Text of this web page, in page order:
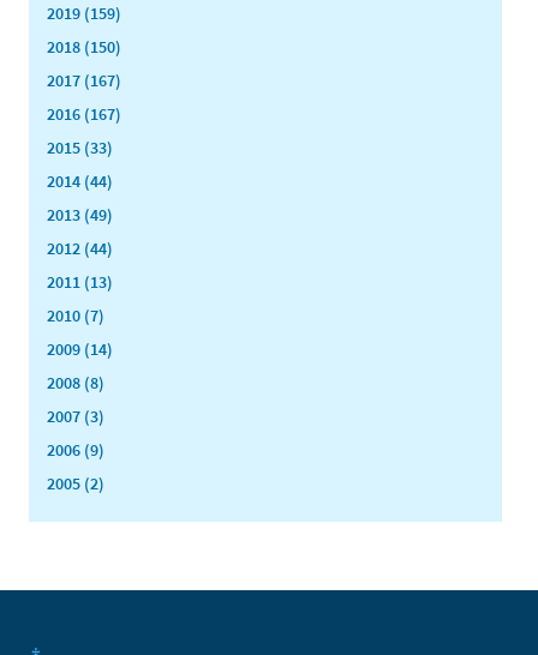
2019 (159)
2018 (150)
2017 (167)
2016 (167)
2015 (33)
2014 (44)
2013 (49)
2012 (44)
2011 (13)
2010 (7)
2009 (14)
2008 (8)
2007 (3)
2006 (9)
2005 (2)